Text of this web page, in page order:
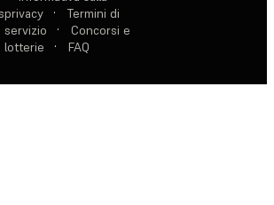
privacy
·
Termini di
servizio
·
Concorsi e
lotterie
· FAQ